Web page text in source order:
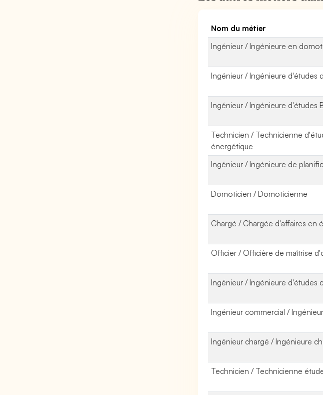
Nom du métier
Ingénieur / Ingénieure en
Ingénieur / Ingénieure d'études
Ingénieur / Ingénieure d'études
Technicien / Technicienne
énergétique
Ingénieur / Ingénieure de
Domoticien / Domoticienne
Chargé / Chargée d'affaires en
Officier / Officière de maîtrise
Ingénieur / Ingénieure d'études
Ingénieur commercial /
Ingénieur chargé / Ingénieure
Technicien / Technicienne